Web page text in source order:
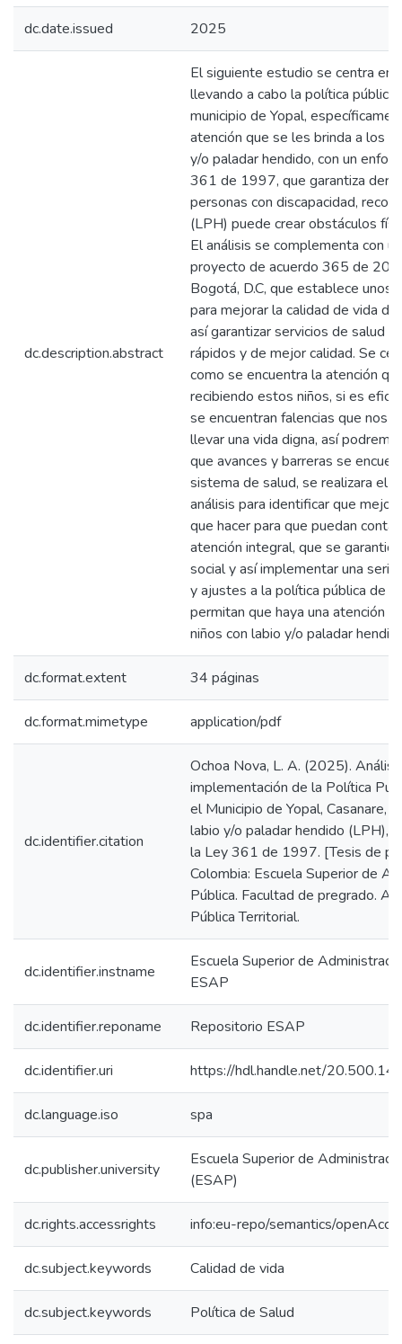
dc.date.issued 2025
dc.description.abstract
El siguiente estudio se centra en
llevando a cabo la política pública
municipio de Yopal,
atención que se les brinda a los
y/o paladar hendido, con un
361 de 1997, que garantiza
personas con discapacidad,
(LPH) puede crear obstáculos
El análisis se complementa con
proyecto de acuerdo 365 de
Bogotá, D.C, que establece unos
para mejorar la calidad de vida
así garantizar servicios de salud
rápidos y de mejor calidad. Se
como se encuentra la atención
recibiendo estos niños, si es
se encuentran falencias que nos
llevar una vida digna, así
que avances y barreras se
sistema de salud, se realizara el
análisis para identificar que
que hacer para que puedan
atención integral, que se
social y así implementar una
y ajustes a la política pública de
permitan que haya una atención
niños con labio y/o paladar
dc.format.extent 34 páginas
dc.format.mimetype application/pdf
dc.identifier.citation
Ochoa Nova, L. A. (2025).
implementación de la Política
el Municipio de Yopal, Casanare,
labio y/o paladar hendido (LPH),
la Ley 361 de 1997. [Tesis de
Colombia: Escuela Superior de
Pública. Facultad de pregrado.
Pública Territorial.
dc.identifier.instname
Escuela Superior de
ESAP
dc.identifier.reponame Repositorio ESAP
dc.identifier.uri https://hdl.handle.net/
dc.language.iso spa
dc.publisher.university
Escuela Superior de
(ESAP)
dc.rights.accessrights info:eu-repo/semantics/
dc.subject.keywords Calidad de vida
dc.subject.keywords Política de Salud